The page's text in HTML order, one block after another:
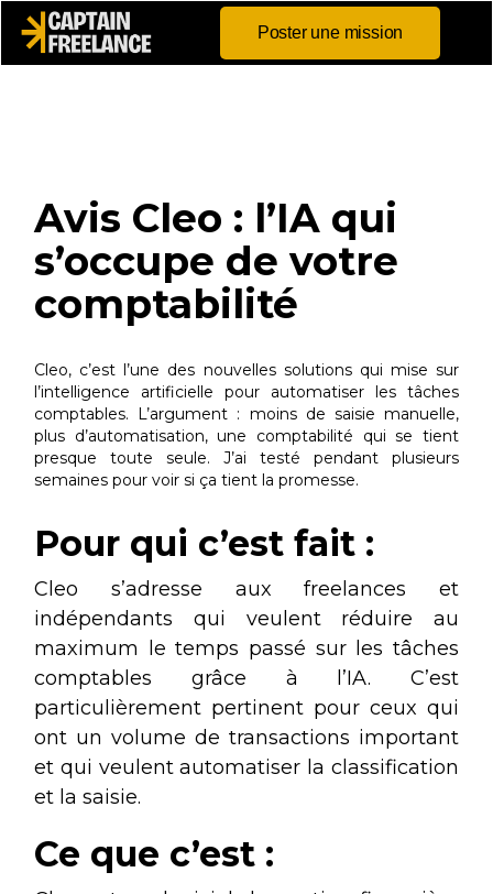
Poster une mission
Avis Cleo : l’IA qui
s’occupe de votre
comptabilité
Cleo, c’est l’une des nouvelles solutions qui mise sur
l’intelligence artificielle pour automatiser les tâches
comptables. L’argument : moins de saisie manuelle,
plus d’automatisation, une comptabilité qui se tient
presque toute seule. J’ai testé pendant plusieurs
semaines pour voir si ça tient la promesse.
Pour qui c’est fait :
Cleo s’adresse aux freelances et
indépendants qui veulent réduire au
maximum le temps passé sur les tâches
comptables grâce à l’IA. C’est
particulièrement pertinent pour ceux qui
ont un volume de transactions important
et qui veulent automatiser la classification
et la saisie.
Ce que c’est :